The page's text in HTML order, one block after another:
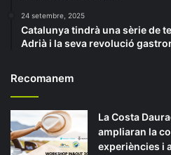
24 setembre, 2025
Catalunya tindrà una sèrie de
Adrià i la seva revolució
Recomanem
La Costa
ampliaran la
experiències i